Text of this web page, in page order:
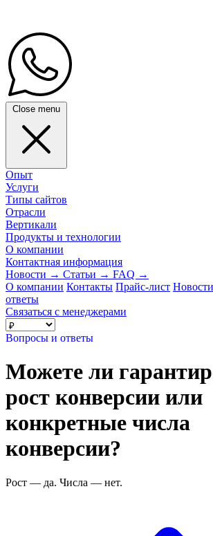
Close menu
Опыт
Услуги
Типы сайтов
Отрасли
Вертикали
Продукты и технологии
О компании
Контактная информация
Новости → Статьи → FAQ →
О компании Контакты Прайс-лист Новости
ответы
Связаться с менеджерами
Вопросы и ответы
Можете ли
рост конверсии или
конкретные числа
конверсии?
Рост — да. Числа — нет.